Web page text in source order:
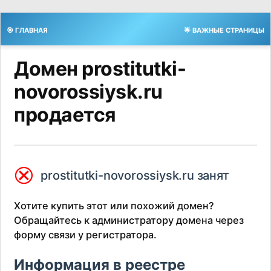
🎯 ГЛАВНАЯ 🌟 ВАЖНЫЕ СТРАНИЦЫ
Домен prostitutki-
novorossiysk.ru
продается
⮿ prostitutki-novorossiysk.ru занят
Хотите купить этот или похожий домен?
Обращайтесь к администратору домена через
форму связи у регистратора.
Информация в реестре